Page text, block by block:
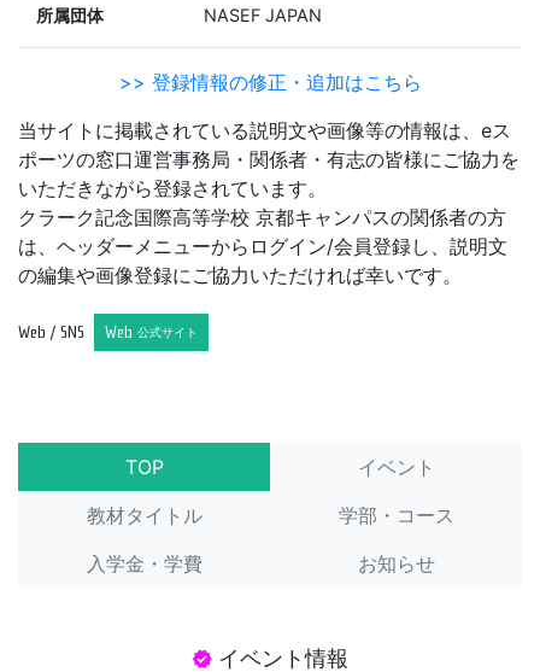
所属団体 NASEF JAPAN
>> 登録情報の修正・追加はこちら
当サイトに掲載されている説明文や画像等の情報は、eス
ポーツの窓口運営事務局・関係者・有志の皆様にご協力を
いただきながら登録されています。
クラーク記念国際高等学校 京都キャンパスの関係者の方
は、ヘッダーメニューからログイン/会員登録し、説明文
の編集や画像登録にご協力いただければ幸いです。
Web / SNS Web 公式サイト
TOP
イベント
教材タイトル
学部・コース
入学金・学費
お知らせ
verified イベント情報